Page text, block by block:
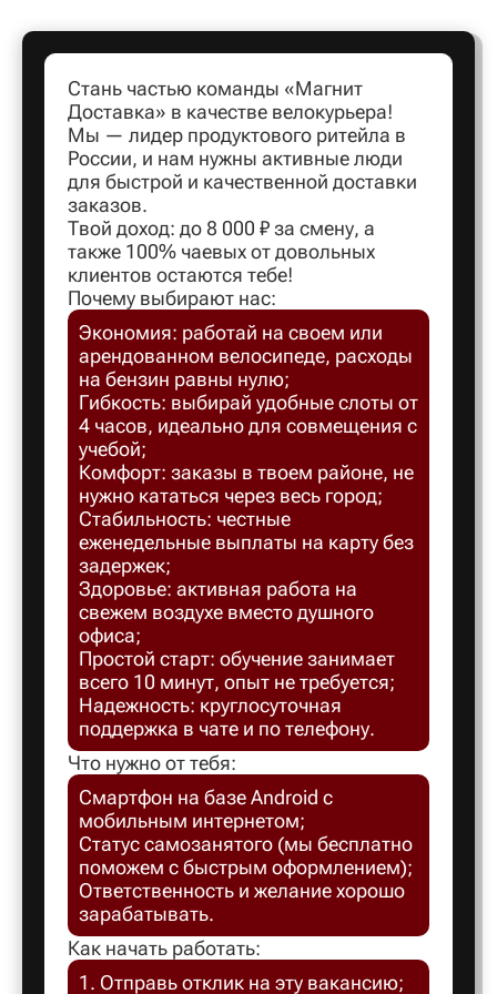
Артем
Ачинск
Балаково
Балахна
Барнаул
Безенчук
Белая
Стань частью команды «Магнит
Доставка» в качестве велокурьера!
Мы — лидер продуктового ритейла в
России, и нам нужны активные люди
для быстрой и качественной доставки
заказов.
Твой доход: до 8 000 ₽ за смену, а
также 100% чаевых от довольных
клиентов остаются тебе!
Почему выбирают нас:
Экономия: работай на своем или
арендованном велосипеде, расходы
на бензин равны нулю;
Гибкость: выбирай удобные слоты от
4 часов, идеально для совмещения с
учебой;
Комфорт: заказы в твоем районе, не
нужно кататься через весь город;
Стабильность: честные
еженедельные выплаты на карту без
задержек;
Здоровье: активная работа на
свежем воздухе вместо душного
офиса;
Простой старт: обучение занимает
всего 10 минут, опыт не требуется;
Надежность: круглосуточная
поддержка в чате и по телефону.
Что нужно от тебя:
Смартфон на базе Android с
мобильным интернетом;
Статус самозанятого (мы бесплатно
поможем с быстрым оформлением);
Ответственность и желание хорошо
зарабатывать.
Как начать работать:
1. Отправь отклик на эту вакансию;